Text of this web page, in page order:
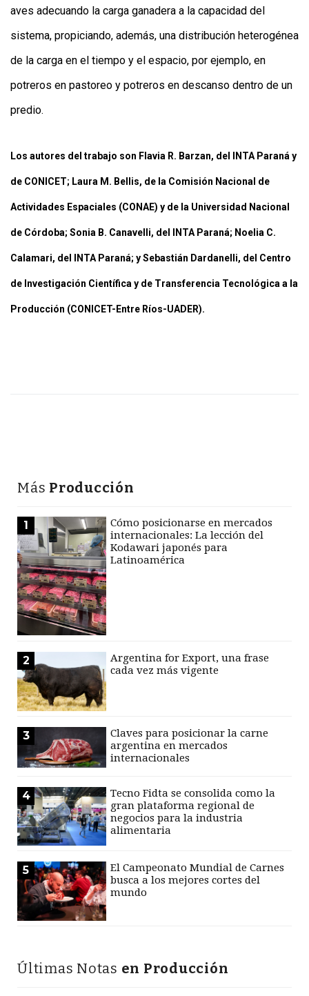
aves adecuando la carga ganadera a la capacidad del
sistema, propiciando, además, una distribución heterogénea
de la carga en el tiempo y el espacio, por ejemplo, en
potreros en pastoreo y potreros en descanso dentro de un
predio.
Los autores del trabajo son Flavia R. Barzan, del INTA Paraná y
de CONICET; Laura M. Bellis, de la Comisión Nacional de
Actividades Espaciales (CONAE) y de la Universidad Nacional
de Córdoba; Sonia B. Canavelli, del INTA Paraná; Noelia C.
Calamari, del INTA Paraná; y Sebastián Dardanelli, del Centro
de Investigación Científica y de Transferencia Tecnológica a la
Producción (CONICET-Entre Ríos-UADER).
Más Producción
1
Cómo posicionarse en mercados
internacionales: La lección del
Kodawari japonés para
Latinoamérica
2
Argentina for Export, una frase
cada vez más vigente
3
Claves para posicionar la carne
argentina en mercados
internacionales
4
Tecno Fidta se consolida como la
gran plataforma regional de
negocios para la industria
alimentaria
5
El Campeonato Mundial de Carnes
busca a los mejores cortes del
mundo
Últimas Notas en Producción